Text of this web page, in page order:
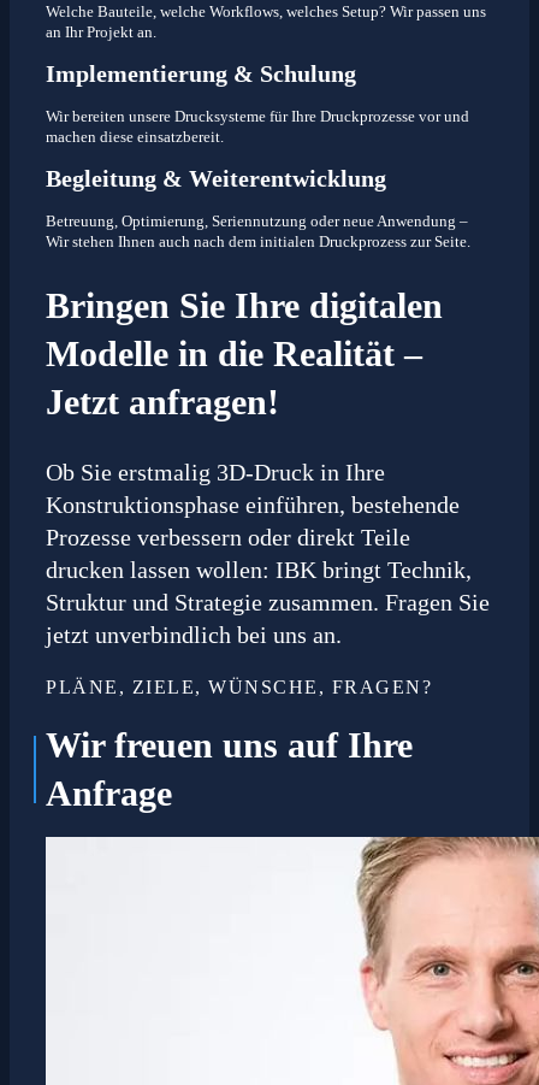
Welche Bauteile, welche Workflows, welches Setup? Wir passen uns
an Ihr Projekt an.
Implementierung & Schulung
Wir bereiten unsere Drucksysteme für Ihre Druckprozesse vor und
machen diese einsatzbereit.
Begleitung & Weiterentwicklung
Betreuung, Optimierung, Seriennutzung oder neue Anwendung –
Wir stehen Ihnen auch nach dem initialen Druckprozess zur Seite.
Bringen Sie Ihre digitalen
Modelle in die Realität –
Jetzt anfragen!
Ob Sie erstmalig 3D-Druck in Ihre
Konstruktionsphase einführen, bestehende
Prozesse verbessern oder direkt Teile
drucken lassen wollen: IBK bringt Technik,
Struktur und Strategie zusammen. Fragen Sie
jetzt unverbindlich bei uns an.
Wir freuen uns auf Ihre
Anfrage
PLÄNE, ZIELE, WÜNSCHE, FRAGEN?